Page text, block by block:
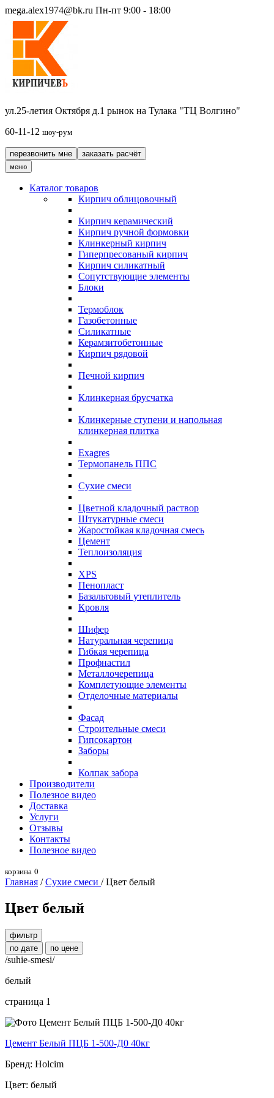
mega.alex1974@bk.ru Пн-пт 9:00 - 18:00
ул.25-летия Октября д.1 рынок на Тулака "ТЦ Волгино"
60-11-12 шоу-рум
перезвонить мне заказать расчёт
меню
Каталог товаров
Кирпич облицовочный
Кирпич керамический
Кирпич ручной формовки
Клинкерный кирпич
Гиперпресованый кирпич
Кирпич силикатный
Сопутствующие элементы
Блоки
Термоблок
Газобетонные
Силикатные
Керамзитобетонные
Кирпич рядовой
Печной кирпич
Клинкерная брусчатка
Клинкерные ступени и напольная
клинкерная плитка
Exagres
Термопанель ППС
Сухие смеси
Цветной кладочный раствор
Штукатурные смеси
Жаростойкая кладочная смесь
Цемент
Теплоизоляция
XPS
Пенопласт
Базальтовый утеплитель
Кровля
Шифер
Натуральная черепица
Гибкая черепица
Профнастил
Металлочерепица
Комплетующие элементы
Отделочные материалы
Фасад
Строительные смеси
Гипсокартон
Заборы
Колпак забора
Производители
Полезное видео
Доставка
Услуги
Отзывы
Контакты
Полезное видео
корзина 0
Главная /Сухие смеси / Цвет белый
Цвет белый
фильтр
по дате
по цене
/suhie-smesi/
белый
страница 1
Цемент Белый ПЦБ 1-500-Д0 40кг
Бренд: Holcim
Цвет: белый